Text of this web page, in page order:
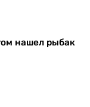
нашел рыбак